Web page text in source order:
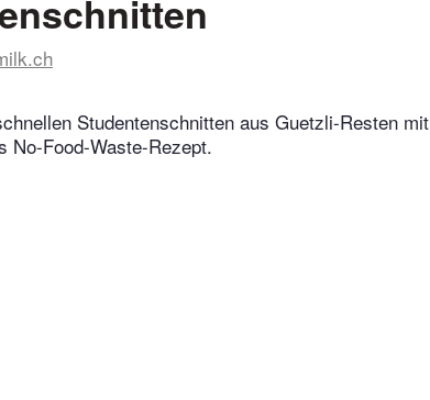
Studentenschnitten aus Guetzli-Resten mit
No-Food-Waste-Rezept.